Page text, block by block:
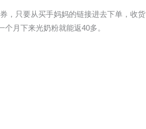
，只要从买手妈妈的链接进去下单，收货
月下来光奶粉就能返40多。